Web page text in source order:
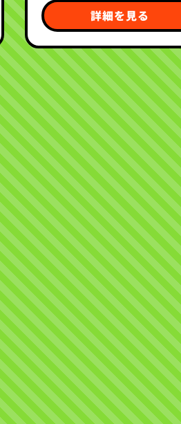
詳細を見る